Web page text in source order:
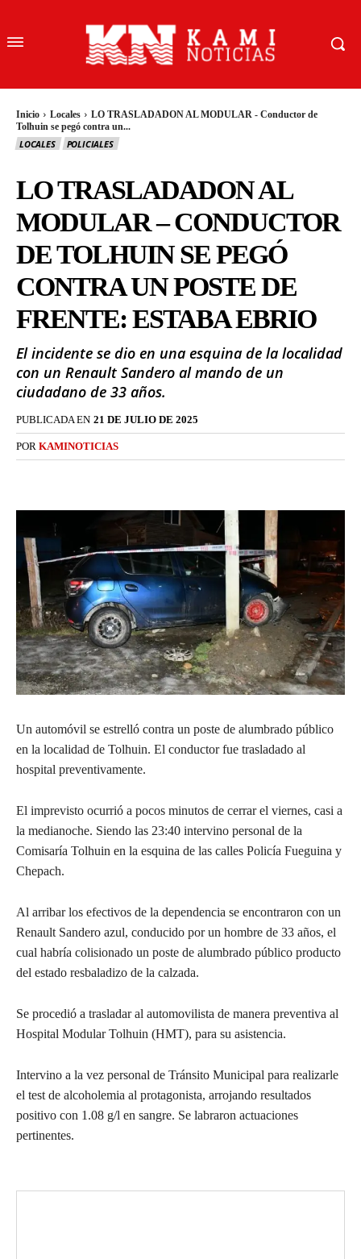
Inicio Locales
LO TRASLADADON AL MODULAR - Conductor de
Tolhuin se pegó contra un...
LOCALES POLICIALES
LO TRASLADADON AL
MODULAR – CONDUCTOR
DE TOLHUIN SE PEGÓ
CONTRA UN POSTE DE
FRENTE: ESTABA EBRIO
El incidente se dio en una esquina de la localidad
con un Renault Sandero al mando de un
ciudadano de 33 años.
PUBLICADA EN 21 DE JULIO DE 2025
POR KAMINOTICIAS
Un automóvil se estrelló contra un poste de alumbrado público
en la localidad de Tolhuin. El conductor fue trasladado al
hospital preventivamente.
El imprevisto ocurrió a pocos minutos de cerrar el viernes, casi a
la medianoche. Siendo las 23:40 intervino personal de la
Comisaría Tolhuin en la esquina de las calles Policía Fueguina y
Chepach.
Al arribar los efectivos de la dependencia se encontraron con un
Renault Sandero azul, conducido por un hombre de 33 años, el
cual habría colisionado un poste de alumbrado público producto
del estado resbaladizo de la calzada.
Se procedió a trasladar al automovilista de manera preventiva al
Hospital Modular Tolhuin (HMT), para su asistencia.
Intervino a la vez personal de Tránsito Municipal para realizarle
el test de alcoholemia al protagonista, arrojando resultados
positivo con 1.08 g/l en sangre. Se labraron actuaciones
pertinentes.